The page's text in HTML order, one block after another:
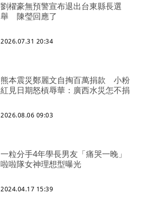
劉櫂豪無預警宣布退出台東縣長選
舉 陳瑩回應了
2026.07.31 20:34
熊本震災鄭麗文自掏百萬捐款 小粉
紅見日期怒槓辱華：廣西水災怎不捐
2026.08.06 09:03
一粒分手4年學長男友「痛哭一晚」
啦啦隊女神理想型曝光
2024.04.17 15:39